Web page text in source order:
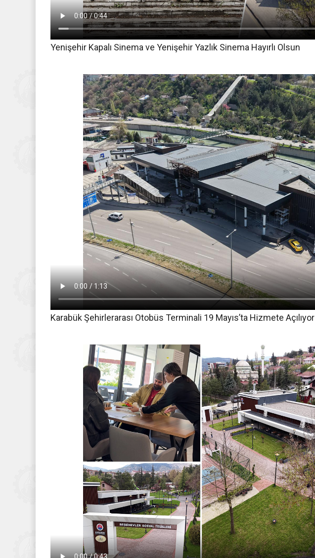
Yenişehir Kapalı Sinema ve Yenişehir Yazlık Sinema Hayırlı Olsun
Karabük Şehirlerarası Otobüs Terminali 19 Mayıs’ta Hizmete Açılıyor